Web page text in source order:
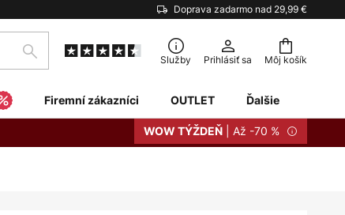
Doprava zadarmo nad 29,99 €
Môj košík
Hľadať Služby Prihlásiť sa
Firemní zákazníci OUTLET Ďalšie
WOW TÝŽDEŇ | Až -70 %